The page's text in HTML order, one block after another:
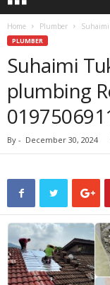
Home Plumber
PLUMBER
Suhaimi
plumbing
By - December 30, 2024